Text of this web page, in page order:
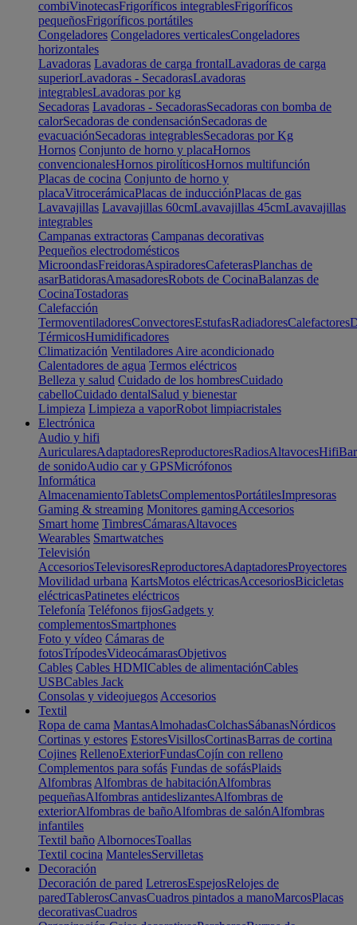
combiVinotecasFrigoríficos integrablesFrigoríficos
pequeñosFrigoríficos portátiles
Congeladores Congeladores verticalesCongeladores
horizontales
Lavadoras Lavadoras de carga frontalLavadoras de carga
superiorLavadoras - SecadorasLavadoras
integrablesLavadoras por kg
Secadoras Lavadoras - SecadorasSecadoras con bomba de
calorSecadoras de condensaciónSecadoras de
evacuaciónSecadoras integrablesSecadoras por Kg
Hornos Conjunto de horno y placaHornos
convencionalesHornos pirolíticosHornos multifunción
Placas de cocina Conjunto de horno y
placaVitrocerámicaPlacas de inducciónPlacas de gas
Lavavajillas Lavavajillas 60cmLavavajillas 45cmLavavajillas
integrables
Campanas extractoras Campanas decorativas
Pequeños electrodomésticos
MicroondasFreidorasAspiradoresCafeterasPlanchas de
asarBatidorasAmasadoresRobots de CocinaBalanzas de
CocinaTostadoras
Calefacción
TermoventiladoresConvectoresEstufasRadiadoresCalefactores
TérmicosHumidificadores
Climatización Ventiladores Aire acondicionado
Calentadores de agua Termos eléctricos
Belleza y salud Cuidado de los hombresCuidado
cabelloCuidado dentalSalud y bienestar
Limpieza Limpieza a vaporRobot limpiacristales
Electrónica
Audio y hifi
AuricularesAdaptadoresReproductoresRadiosAltavocesHifi
de sonidoAudio car y GPSMicrófonos
Informática
AlmacenamientoTabletsComplementosPortátilesImpresoras
Gaming & streaming Monitores gamingAccesorios
Smart home TimbresCámarasAltavoces
Wearables Smartwatches
Televisión
AccesoriosTelevisoresReproductoresAdaptadoresProyectores
Movilidad urbana KartsMotos eléctricasAccesoriosBicicletas
eléctricasPatinetes eléctricos
Telefonía Teléfonos fijosGadgets y
complementosSmartphones
Foto y vídeo Cámaras de
fotosTrípodesVideocámarasObjetivos
Cables Cables HDMICables de alimentaciónCables
USBCables Jack
Consolas y videojuegos Accesorios
Textil
Ropa de cama MantasAlmohadasColchasSábanasNórdicos
Cortinas y estores EstoresVisillosCortinasBarras de cortina
Cojines RellenoExteriorFundasCojín con relleno
Complementos para sofás Fundas de sofásPlaids
Alfombras Alfombras de habitaciónAlfombras
pequeñasAlfombras antideslizantesAlfombras de
exteriorAlfombras de bañoAlfombras de salónAlfombras
infantiles
Textil baño AlbornocesToallas
Textil cocina MantelesServilletas
Decoración
Decoración de pared LetrerosEspejosRelojes de
paredTablerosCanvasCuadros pintados a manoMarcosPlacas
decorativasCuadros